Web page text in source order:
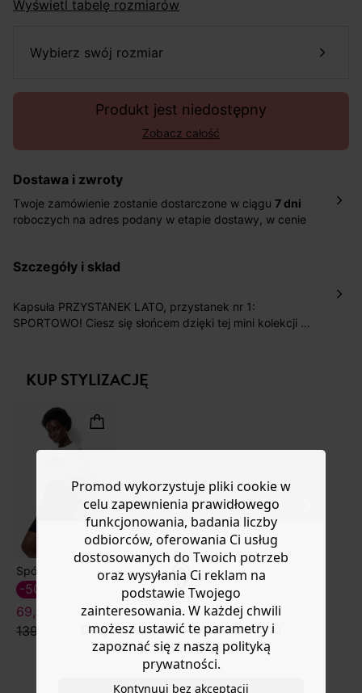
Do you want to be redirected to
www.promod.com ?
Wyświetl tabelę rozmiarów
wybierz swój rozmiar
Produkt jest niedostępny
Zobacz całość
Dostawa i zwroty
Twoje zamówienie zostanie dostarczone w ciągu 7 dni
roboczych na adres podany w etapie dostawy, w cenie
pośrednictwem DHL Express.
roboczych do wybranego przez Ciebie paczkomatu , a
koszt przesyłki wynosi 9,40 zł.
Pomoc
szczegóły i skład
Kapsuła PRZYSTANEK LATO, przystanek nr 1:
SPORTOWO! Ciesz się słońcem dzięki tej mini kolekcji w
Miękka i gruba dzianina dżersejowa. Luźny i krótki krój.
Okrągły dekolt. Krótkie rękawy. Zawiera bawełnę
pestycydów, nawozów chemicznych i GMO.
KUP STYLIZACJĘ
Spódnica
69,50 ZŁ
139,90 zł
-50%
Promod wykorzystuje pliki cookie w
celu zapewnienia prawidłowego
funkcjonowania, badania liczby
odbiorców, oferowania Ci usług
dostosowanych do Twoich potrzeb
oraz wysyłania Ci reklam na
podstawie Twojego
zainteresowania. W każdej chwili
możesz ustawić te parametry i
zapoznać się z naszą polityką
prywatności.
Kontynuuj bez akceptacji